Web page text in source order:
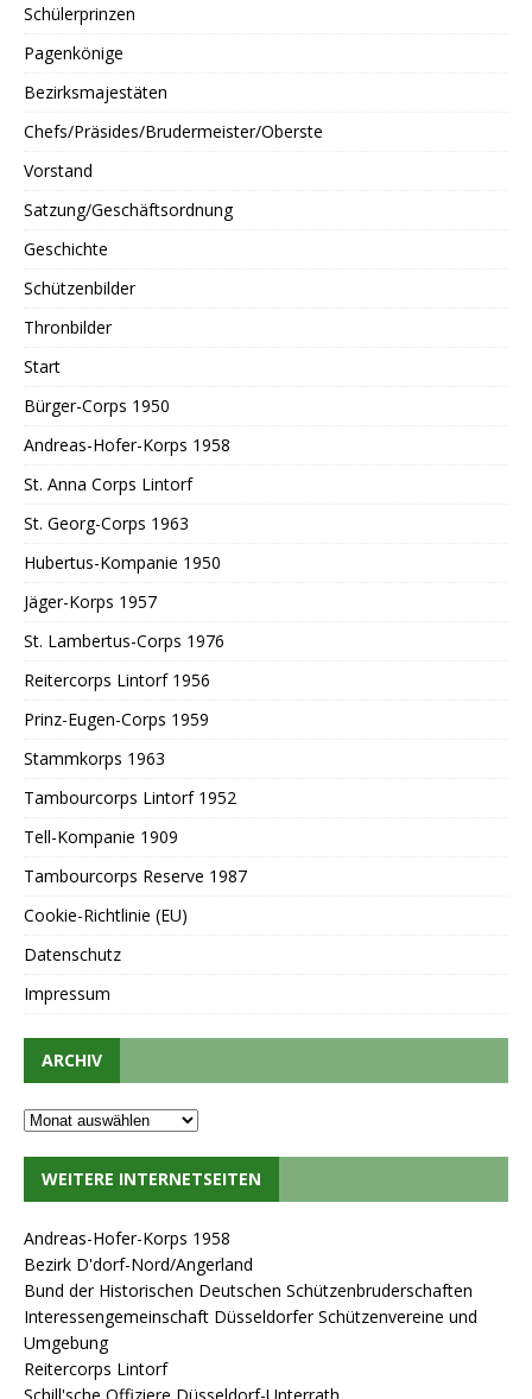
Schülerprinzen
Pagenkönige
Bezirksmajestäten
Chefs/Präsides/Brudermeister/Oberste
Vorstand
Satzung/Geschäftsordnung
Geschichte
Schützenbilder
Thronbilder
Start
Bürger-Corps 1950
Andreas-Hofer-Korps 1958
St. Anna Corps Lintorf
St. Georg-Corps 1963
Hubertus-Kompanie 1950
Jäger-Korps 1957
St. Lambertus-Corps 1976
Reitercorps Lintorf 1956
Prinz-Eugen-Corps 1959
Stammkorps 1963
Tambourcorps Lintorf 1952
Tell-Kompanie 1909
Tambourcorps Reserve 1987
Cookie-Richtlinie (EU)
Datenschutz
Impressum
ARCHIV
WEITERE INTERNETSEITEN
Andreas-Hofer-Korps 1958
Bezirk D'dorf-Nord/Angerland
Bund der Historischen Deutschen Schützenbruderschaften
Interessengemeinschaft Düsseldorfer Schützenvereine und
Umgebung
Reitercorps Lintorf